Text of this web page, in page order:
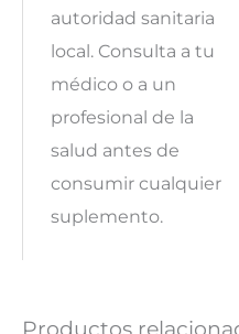
autoridad sanitaria
local. Consulta a tu
médico o a un
profesional de la
salud antes de
consumir cualquier
suplemento.
Productos